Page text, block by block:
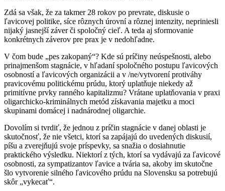
Zdá sa však, že za takmer 28 rokov po prevrate, diskusie o
ľavicovej politike, síce rôznych úrovní a rôznej intenzity, nepriniesli
nijaký jasnejší záver či spoločný cieľ. A teda aj sformovanie
konkrétnych záverov pre prax je v nedohľadne.
V čom bude „pes zakopaný“? Kde sú príčiny neúspešnosti, alebo
prinajmenšom stagnácie, v hľadaní spoločného postupu ľavicových
osobností a ľavicových organizácii a v /ne/vytvorení protiváhy
pravicovému politickému prúdu, ktorý uplatňuje niekedy až
primitívne prvky ranného kapitalizmu? Vrátane uplatňovania v praxi
oligarchicko-kriminálnych metód získavania majetku a moci
skupinami domácej i nadnárodnej oligarchie.
Dovolím si tvrdiť, že jednou z príčin stagnácie v danej oblasti je
skutočnosť, že nie všetci, ktorí sa zapájajú do uvedených diskusií,
píšu a zverejňujú svoje príspevky, sa snažia o dosiahnutie
praktického výsledku. Niektorí z tých, ktorí sa vydávajú za ľavicové
osobnosti, za sympatizantov ľavice a tvária sa, akoby im skutočne
šlo vytvorenie silného ľavicového prúdu na Slovensku sa potrebujú
skôr „vykecať“.